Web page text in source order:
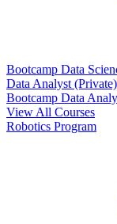
Bootcamp Data
Data Analyst (Private)
Bootcamp Data
View All Courses
Robotics Program